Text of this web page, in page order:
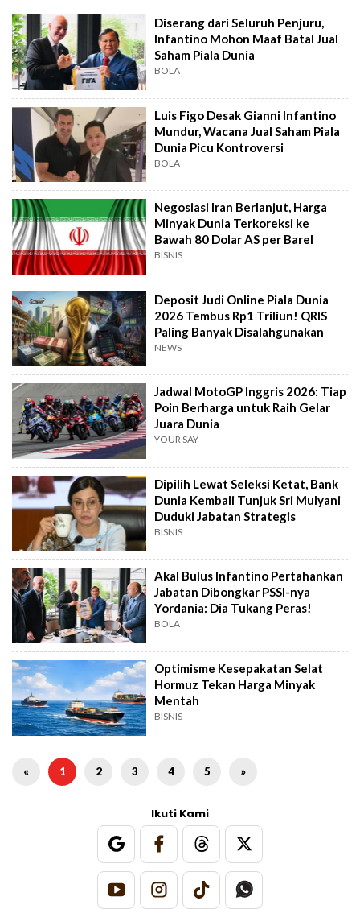
Diserang dari Seluruh Penjuru,
Infantino Mohon Maaf Batal Jual
Saham Piala Dunia
BOLA
Luis Figo Desak Gianni Infantino
Mundur, Wacana Jual Saham Piala
Dunia Picu Kontroversi
BOLA
Negosiasi Iran Berlanjut, Harga
Minyak Dunia Terkoreksi ke
Bawah 80 Dolar AS per Barel
BISNIS
Deposit Judi Online Piala Dunia
2026 Tembus Rp1 Triliun! QRIS
Paling Banyak Disalahgunakan
NEWS
Jadwal MotoGP Inggris 2026: Tiap
Poin Berharga untuk Raih Gelar
Juara Dunia
YOUR SAY
Dipilih Lewat Seleksi Ketat, Bank
Dunia Kembali Tunjuk Sri Mulyani
Duduki Jabatan Strategis
BISNIS
Akal Bulus Infantino Pertahankan
Jabatan Dibongkar PSSI-nya
Yordania: Dia Tukang Peras!
BOLA
Optimisme Kesepakatan Selat
Hormuz Tekan Harga Minyak
Mentah
BISNIS
« 1 2 3 4 5 »
Ikuti Kami